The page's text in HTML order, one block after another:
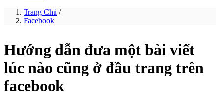
Trang Chủ /
Facebook
Hướng dẫn đưa một bài viết
lúc nào cũng ở đầu trang trên
facebook